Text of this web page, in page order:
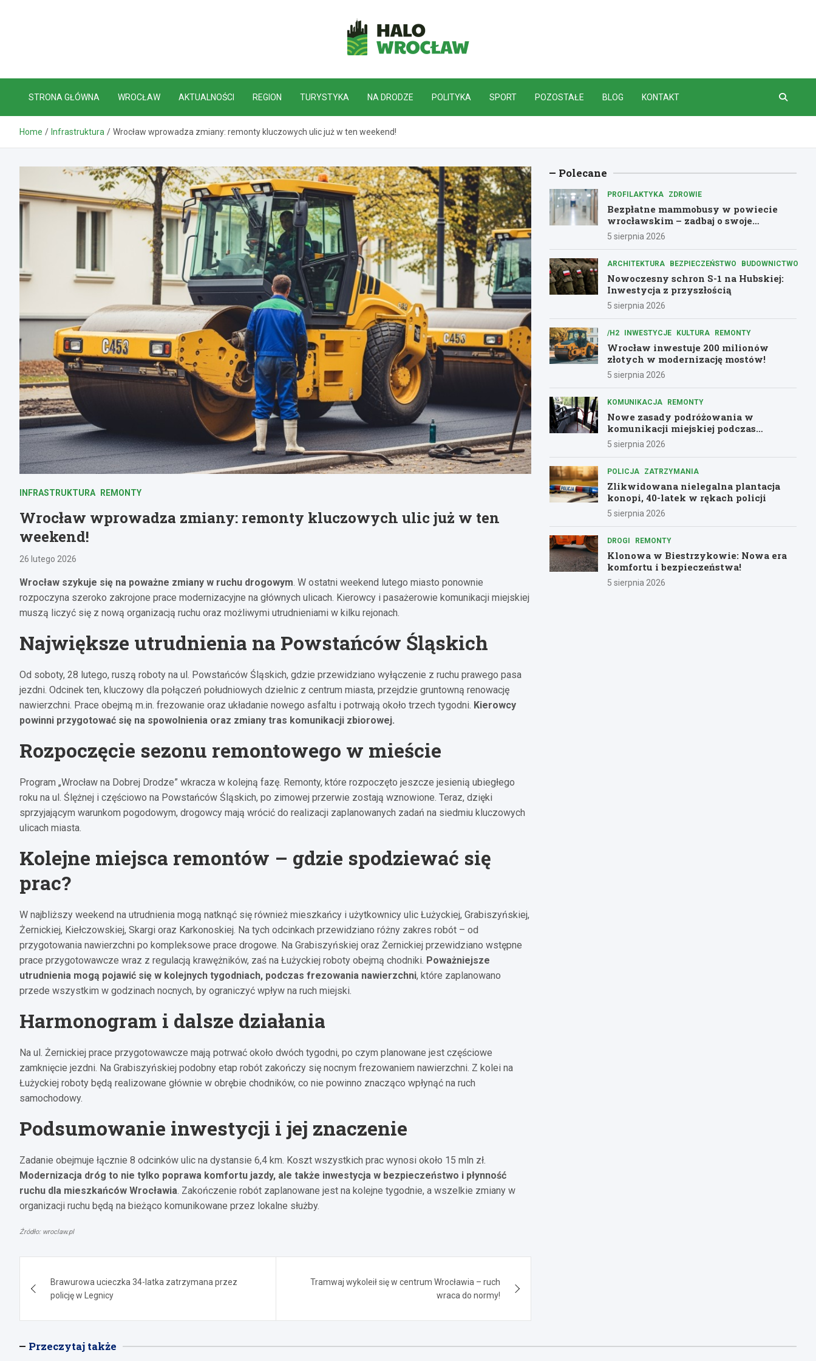
HaloWrocław.pl
STRONA GŁÓWNA WROCŁAW AKTUALNOŚCI REGION TURYSTYKA NA DRODZE POLITYKA SPORT POZOSTAŁE BLOG KONTAKT
Home Infrastruktura Wrocław wprowadza zmiany: remonty kluczowych ulic już w ten weekend!
INFRASTRUKTURA REMONTY
Wrocław wprowadza zmiany: remonty kluczowych ulic już w ten
weekend!
26 lutego 2026
Wrocław szykuje się na poważne zmiany w ruchu drogowym. W ostatni weekend lutego miasto ponownie
rozpoczyna szeroko zakrojone prace modernizacyjne na głównych ulicach. Kierowcy i pasażerowie komunikacji miejskiej
muszą liczyć się z nową organizacją ruchu oraz możliwymi utrudnieniami w kilku rejonach.
Największe utrudnienia na Powstańców Śląskich
Od soboty, 28 lutego, ruszą roboty na ul. Powstańców Śląskich, gdzie przewidziano wyłączenie z ruchu prawego pasa
jezdni. Odcinek ten, kluczowy dla połączeń południowych dzielnic z centrum miasta, przejdzie gruntowną renowację
nawierzchni. Prace obejmą m.in. frezowanie oraz układanie nowego asfaltu i potrwają około trzech tygodni. Kierowcy
powinni przygotować się na spowolnienia oraz zmiany tras komunikacji zbiorowej.
Rozpoczęcie sezonu remontowego w mieście
Program „Wrocław na Dobrej Drodze” wkracza w kolejną fazę. Remonty, które rozpoczęto jeszcze jesienią ubiegłego
roku na ul. Ślężnej i częściowo na Powstańców Śląskich, po zimowej przerwie zostają wznowione. Teraz, dzięki
sprzyjającym warunkom pogodowym, drogowcy mają wrócić do realizacji zaplanowanych zadań na siedmiu kluczowych
ulicach miasta.
Kolejne miejsca remontów – gdzie spodziewać się
prac?
W najbliższy weekend na utrudnienia mogą natknąć się również mieszkańcy i użytkownicy ulic Łużyckiej, Grabiszyńskiej,
Żernickiej, Kiełczowskiej, Skargi oraz Karkonoskiej. Na tych odcinkach przewidziano różny zakres robót – od
przygotowania nawierzchni po kompleksowe prace drogowe. Na Grabiszyńskiej oraz Żernickiej przewidziano wstępne
prace przygotowawcze wraz z regulacją krawężników, zaś na Łużyckiej roboty obejmą chodniki. Poważniejsze
utrudnienia mogą pojawić się w kolejnych tygodniach, podczas frezowania nawierzchni, które zaplanowano
przede wszystkim w godzinach nocnych, by ograniczyć wpływ na ruch miejski.
Harmonogram i dalsze działania
Na ul. Żernickiej prace przygotowawcze mają potrwać około dwóch tygodni, po czym planowane jest częściowe
zamknięcie jezdni. Na Grabiszyńskiej podobny etap robót zakończy się nocnym frezowaniem nawierzchni. Z kolei na
Łużyckiej roboty będą realizowane głównie w obrębie chodników, co nie powinno znacząco wpłynąć na ruch
samochodowy.
Podsumowanie inwestycji i jej znaczenie
Zadanie obejmuje łącznie 8 odcinków ulic na dystansie 6,4 km. Koszt wszystkich prac wynosi około 15 mln zł.
Modernizacja dróg to nie tylko poprawa komfortu jazdy, ale także inwestycja w bezpieczeństwo i płynność
ruchu dla mieszkańców Wrocławia. Zakończenie robót zaplanowane jest na kolejne tygodnie, a wszelkie zmiany w
organizacji ruchu będą na bieżąco komunikowane przez lokalne służby.
Źródło: wroclaw.pl
wpisu
Brawurowa ucieczka 34-latka zatrzymana przez
policję w Legnicy
Tramwaj wykoleił się w centrum Wrocławia – ruch
wraca do normy!
Polecane
PROFILAKTYKA ZDROWIE
Bezpłatne mammobusy w powiecie
wrocławskim – zadbaj o swoje
zdrowie!
5 sierpnia 2026
ARCHITEKTURA BEZPIECZEŃSTWO BUDOWNICTWO
Nowoczesny schron S-1 na Hubskiej:
Inwestycja z przyszłością
5 sierpnia 2026
/H2 INWESTYCJE KULTURA REMONTY
Wrocław inwestuje 200 milionów
złotych w modernizację mostów!
5 sierpnia 2026
KOMUNIKACJA REMONTY
Nowe zasady podróżowania w
komunikacji miejskiej podczas
remontów
5 sierpnia 2026
POLICJA ZATRZYMANIA
Zlikwidowana nielegalna plantacja
konopi, 40-latek w rękach policji
5 sierpnia 2026
DROGI REMONTY
Klonowa w Biestrzykowie: Nowa era
komfortu i bezpieczeństwa!
5 sierpnia 2026
Przeczytaj także